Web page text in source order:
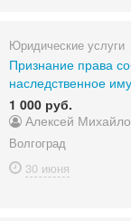
Юридические услуги
Признание права
наследственное
1 000 руб.
Алексей
Волгоград
30 июня